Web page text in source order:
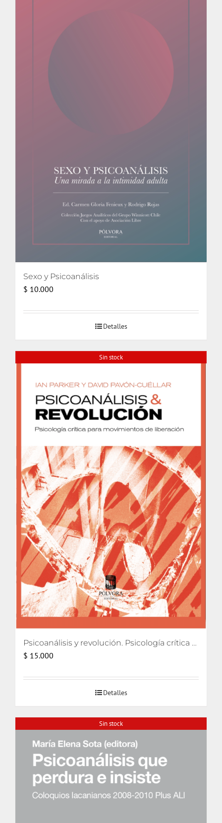
Sexo y Psicoanálisis
$ 10.000
Detalles
Sin stock
Psicoanálisis y revolución. Psicología crítica para movimientos de liberación
$ 15.000
Detalles
Sin stock